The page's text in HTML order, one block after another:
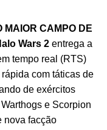
MAIOR CAMPO DE
Wars 2 entrega a
tempo real (RTS)
com táticas de
de exércitos
e Scorpion
nova facção